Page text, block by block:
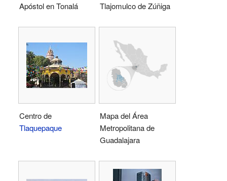
Apóstol en Tonalá
Tlajomulco de Zúñiga
Centro de
Tlaquepaque
Mapa del Área
Metropolitana de
Guadalajara